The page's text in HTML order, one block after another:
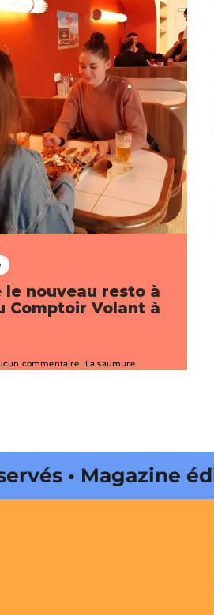
le nouveau resto à
Comptoir Volant à
commentaire La saumure
édité